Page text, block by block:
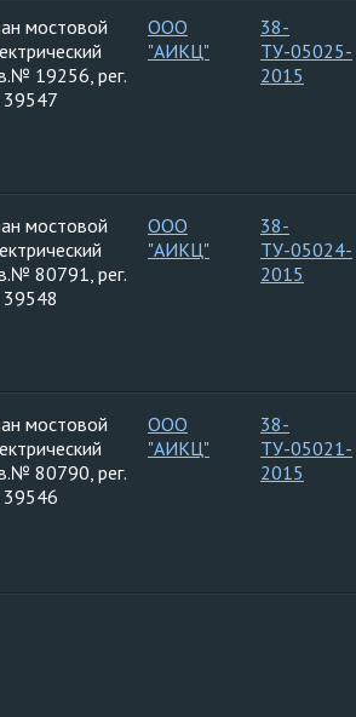
мостовой
19256, рег.
ООО
"АИКЦ"
38-
ТУ-05025-
2015
мостовой
80791, рег.
ООО
"АИКЦ"
38-
ТУ-05024-
2015
мостовой
80790, рег.
ООО
"АИКЦ"
38-
ТУ-05021-
2015